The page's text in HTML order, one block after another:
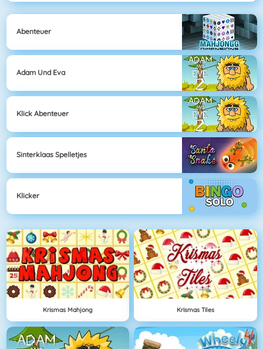
Abenteuer
Adam Und Eva
Klick Abenteuer
Sinterklaas Spelletjes
Klicker
Krismas Mahjong Krismas Tiles